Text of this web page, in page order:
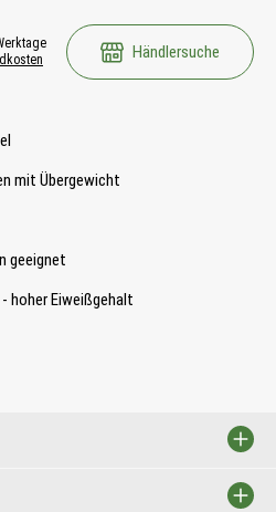
mit Übergewicht
geeignet
hoher Eiweißgehalt
Händlersuche